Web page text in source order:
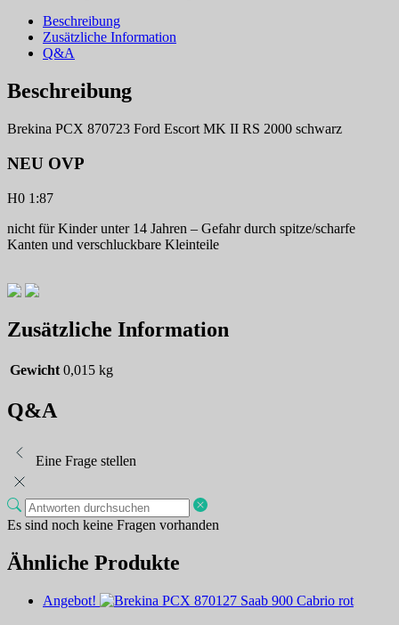
Beschreibung
Zusätzliche Information
Q&A
Beschreibung
Brekina PCX 870723 Ford Escort MK II RS 2000 schwarz
NEU OVP
H0 1:87
nicht für Kinder unter 14 Jahren – Gefahr durch spitze/scharfe
Kanten und verschluckbare Kleinteile
Zusätzliche Information
Gewicht 0,015 kg
Q&A
Eine Frage stellen
Es sind noch keine Fragen vorhanden
Ähnliche Produkte
Angebot!